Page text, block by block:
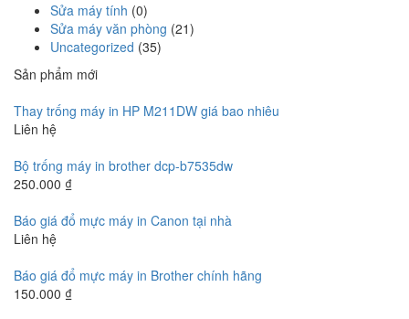
Sửa máy tính (0)
Sửa máy văn phòng (21)
Uncategorized (35)
Sản phẩm mới
Thay trống máy in HP M211DW giá bao nhiêu
Liên hệ
Bộ trống máy in brother dcp-b7535dw
250.000 ₫
Báo giá đổ mực máy in Canon tại nhà
Liên hệ
Báo giá đổ mực máy in Brother chính hãng
150.000 ₫